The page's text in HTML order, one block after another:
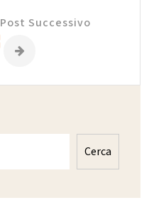
Post Successivo
Cerca